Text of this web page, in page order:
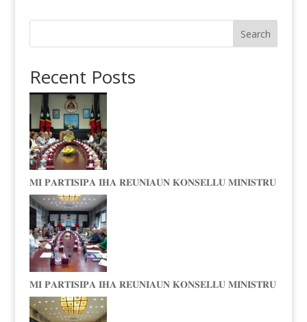
Search
Recent Posts
𝐌𝐈 𝐏𝐀𝐑𝐓𝐈𝐒𝐈𝐏𝐀 𝐈𝐇𝐀 𝐑𝐄𝐔𝐍𝐈𝐀𝐔𝐍 𝐊𝐎𝐍𝐒𝐄𝐋𝐋𝐔 𝐌𝐈𝐍𝐈𝐒𝐓𝐑𝐔
𝐌𝐈 𝐏𝐀𝐑𝐓𝐈𝐒𝐈𝐏𝐀 𝐈𝐇𝐀 𝐑𝐄𝐔𝐍𝐈𝐀𝐔𝐍 𝐊𝐎𝐍𝐒𝐄𝐋𝐋𝐔 𝐌𝐈𝐍𝐈𝐒𝐓𝐑𝐔